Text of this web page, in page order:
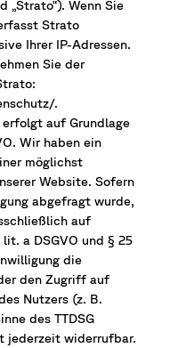
„Strato“). Wenn Sie
Strato
Ihrer IP-Adressen.
Sie der
.
auf Grundlage
Wir haben ein
möglichst
Website. Sofern
abgefragt wurde,
auf
a DSGVO und § 25
die
den Zugriff auf
Nutzers (z. B.
des TTDSG
jederzeit widerrufbar.